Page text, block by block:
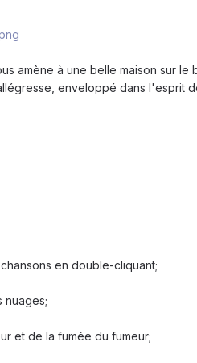
amène à une belle maison sur
enveloppé dans l'esprit
en double-cliquant;
nuages;
et de la fumée du fumeur;